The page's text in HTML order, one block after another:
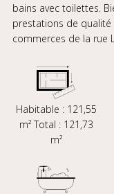
bains avec toilettes.
prestations de
commerces de la rue
Habitable : 121,55
m² Total : 121,73
m²